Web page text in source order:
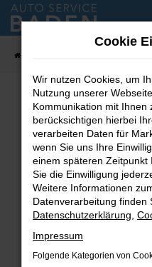
Zum
Hauptinhalt
Fehler:
Beim Laden ist ein
Hier sind ein paar
Überprüfe deine
Laden andere
Suchmaschine?
Prüfe deine
Cookie
Wir nutzen Cookies, um
Nutzung unserer
Kommunikation mit Ihnen
berücksichtigen hierbei
verarbeiten Daten für
wenn Sie uns Ihre
einem späteren Zeitpunkt
Sie die Einwilligung
Weitere Informationen
Datenverarbeitung finden
Datenschutzerklärung
Impressum
Folgende Kategorien von